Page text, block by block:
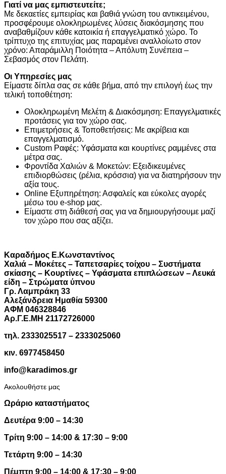
Γιατί να μας εμπιστευτείτε;
Με δεκαετίες εμπειρίας και βαθιά γνώση του αντικειμένου,
προσφέρουμε ολοκληρωμένες λύσεις διακόσμησης που
αναβαθμίζουν κάθε κατοικία ή επαγγελματικό χώρο. Το
τρίπτυχο της επιτυχίας μας παραμένει αναλλοίωτο στον
χρόνο: Απαράμιλλη Ποιότητα – Απόλυτη Συνέπεια –
Σεβασμός στον Πελάτη.
Οι Υπηρεσίες μας
Είμαστε δίπλα σας σε κάθε βήμα, από την επιλογή έως την
τελική τοποθέτηση:
Ολοκληρωμένη Μελέτη & Διακόσμηση: Επαγγελματικές
προτάσεις για τον χώρο σας.
Επιμετρήσεις & Τοποθετήσεις: Με ακρίβεια και
επαγγελματισμό.
Custom Ραφές: Υφάσματα και κουρτίνες ραμμένες στα
μέτρα σας.
Φροντίδα Χαλιών & Μοκετών: Εξειδικευμένες
επιδιορθώσεις (ρέλια, κρόσσια) για να διατηρήσουν την
αξία τους.
Online Εξυπηρέτηση: Ασφαλείς και εύκολες αγορές
μέσω του e-shop μας.
Είμαστε στη διάθεσή σας για να δημιουργήσουμε μαζί
τον χώρο που σας αξίζει.
Καραδήμος Ε.Κωνσταντίνος
Χαλιά – Μοκέτες – Ταπετσαρίες τοίχου – Συστήματα
σκίασης – Κουρτίνες – Υφάσματα επιπλώσεων – Λευκά
είδη – Στρώματα ύπνου
Γρ. Λαμπράκη 33
Αλεξάνδρεια Ημαθία 59300
ΑΦΜ 046328846
Αρ.Γ.Ε.ΜΗ 21172726000
τηλ. 2333025517 – 2333025060
κιν. 6977458450
info@karadimos.gr
Ακολουθήστε μας
Ωράριο καταστήματος
Δευτέρα 9:00 – 14:30
Τρίτη 9:00 – 14:00 & 17:30 – 9:00
Τετάρτη 9:00 – 14:30
Πέμπτη 9:00 – 14:00 & 17:30 – 9:00